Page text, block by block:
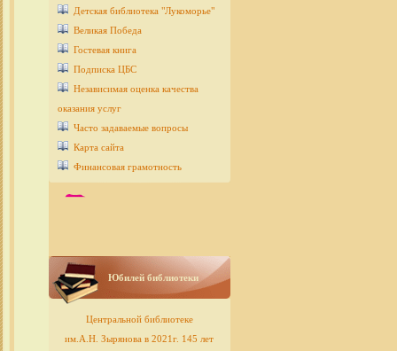
Детcкая библиотека "Лукоморье"
Великая Победа
Гостевая книга
Подписка ЦБС
Независимая оценка качества
оказания услуг
Часто задаваемые вопросы
Карта сайта
Финансовая грамотность
Юбилей библиотеки
Центральной библиотеке
им.А.Н. Зырянова в 2021г. 145 лет